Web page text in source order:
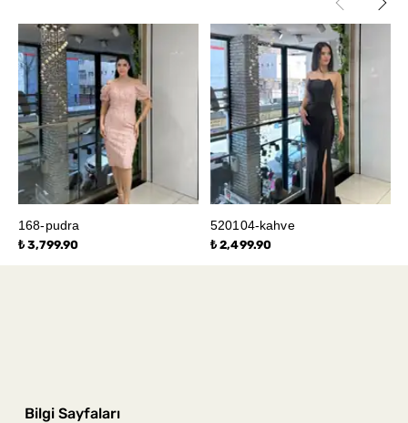
168-pudra
₺ 3,799.90
520104-kahve
₺ 2,499.90
Bilgi Sayfaları